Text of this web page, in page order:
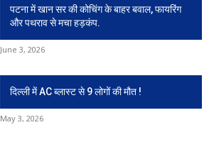
पटना में खान सर की कोचिंग के बाहर बवाल, फायरिंग
और पथराव से मचा हड़कंप.
June 3, 2026
दिल्ली में AC ब्लास्ट से 9 लोगों की मौत !
May 3, 2026